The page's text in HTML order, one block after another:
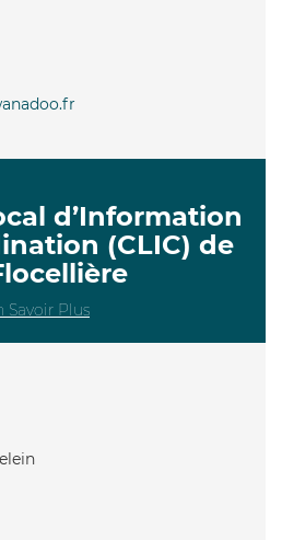
d’Information
(CLIC) de
Savoir Plus